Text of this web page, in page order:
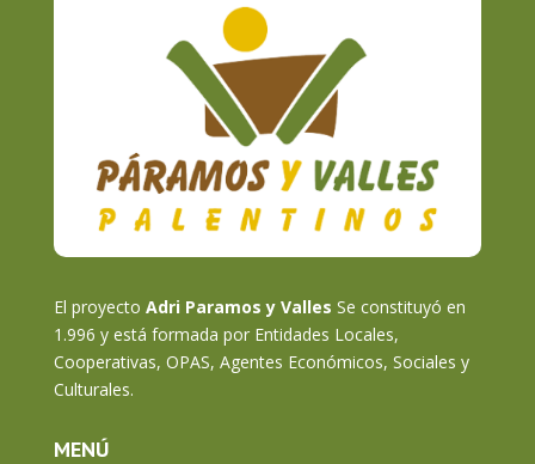
El proyecto Adri Paramos y Valles Se constituyó en
1.996 y está formada por Entidades Locales,
Cooperativas, OPAS, Agentes Económicos, Sociales y
Culturales.
MENÚ